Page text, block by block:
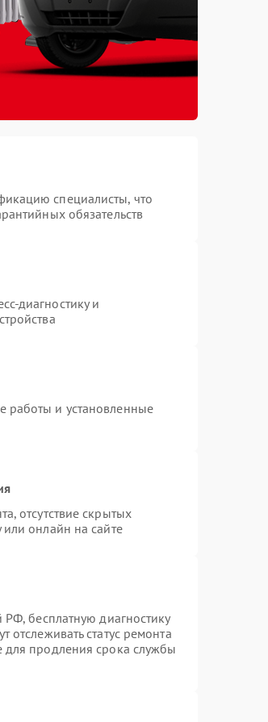
специалисты, что
обязательств
диагностику и
работы и установленные
отсутствие скрытых
онлайн на сайте
бесплатную диагностику
статус ремонта
для продления срока службы